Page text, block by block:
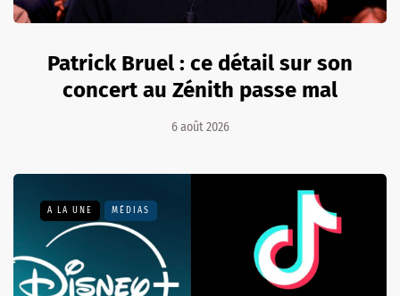
Patrick Bruel : ce détail sur son
concert au Zénith passe mal
6 août 2026
A LA UNE MÉDIAS